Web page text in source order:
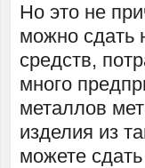
Но это не
можно сдать
средств,
много
металлов
изделия из
можете